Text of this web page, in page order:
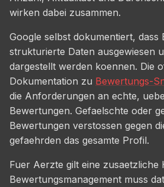
wirken dabei zusammen.
Google selbst dokumentiert, dass
strukturierte Daten ausgewiesen
dargestellt werden koennen. Die
Dokumentation zu Bewertungs-
die Anforderungen an echte,
Bewertungen. Gefaelschte oder
Bewertungen verstossen gegen
gefaehrden das gesamte Profil.
Fuer Aerzte gilt eine zusaetzliche
Bewertungsmanagement muss